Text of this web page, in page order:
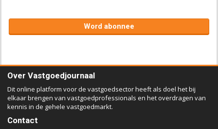
Word abonnee
Over Vastgoedjournaal
Dit online platform voor de vastgoedsector heeft als doel het bij
elkaar brengen van vastgoedprofessionals en het overdragen van
kennis in de gehele vastgoedmarkt.
Contact